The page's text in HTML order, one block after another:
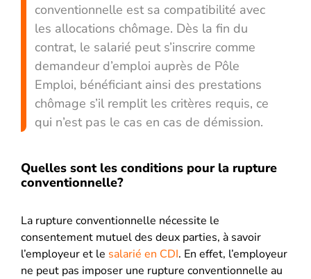
conventionnelle est sa compatibilité avec
les allocations chômage. Dès la fin du
contrat, le salarié peut s’inscrire comme
demandeur d’emploi auprès de Pôle
Emploi, bénéficiant ainsi des prestations
chômage s’il remplit les critères requis, ce
qui n’est pas le cas en cas de démission.
Quelles sont les conditions pour la rupture
conventionnelle?
La rupture conventionnelle nécessite le
consentement mutuel des deux parties, à savoir
l’employeur et le salarié en CDI. En effet, l’employeur
ne peut pas imposer une rupture conventionnelle au